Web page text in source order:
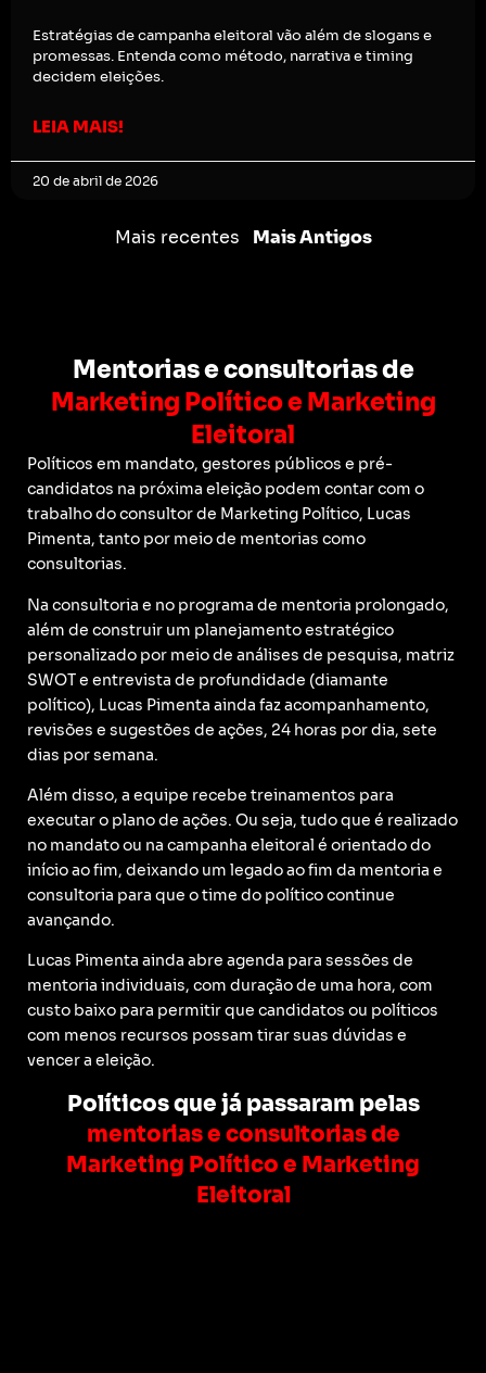
Estratégias de campanha eleitoral vão além de slogans e
promessas. Entenda como método, narrativa e timing
decidem eleições.
LEIA MAIS!
20 de abril de 2026
Mais recentes Mais Antigos
Mentorias e consultorias de
Marketing Político e Marketing
Eleitoral
Políticos em mandato, gestores públicos e pré-
candidatos na próxima eleição podem contar com o
trabalho do consultor de Marketing Político, Lucas
Pimenta, tanto por meio de mentorias como
consultorias.
Na consultoria e no programa de mentoria prolongado,
além de construir um planejamento estratégico
personalizado por meio de análises de pesquisa, matriz
SWOT e entrevista de profundidade (diamante
político), Lucas Pimenta ainda faz acompanhamento,
revisões e sugestões de ações, 24 horas por dia, sete
dias por semana.
Além disso, a equipe recebe treinamentos para
executar o plano de ações. Ou seja, tudo que é realizado
no mandato ou na campanha eleitoral é orientado do
início ao fim, deixando um legado ao fim da mentoria e
consultoria para que o time do político continue
avançando.
Lucas Pimenta ainda abre agenda para sessões de
mentoria individuais, com duração de uma hora, com
custo baixo para permitir que candidatos ou políticos
com menos recursos possam tirar suas dúvidas e
vencer a eleição.
Políticos que já passaram pelas
mentorias e consultorias de
Marketing Político e Marketing
Eleitoral